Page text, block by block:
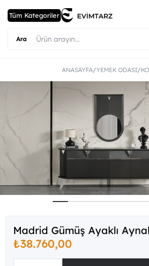
ANASAYFA YEMEK ODASI
Madrid Gümüş Ayaklı
₺38.760,00